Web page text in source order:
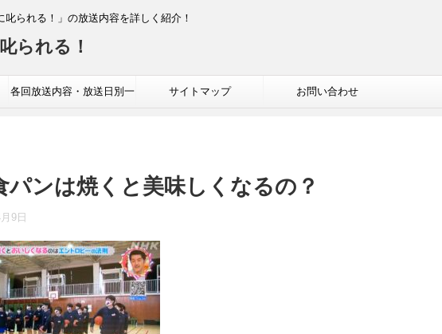
られる！」の放送内容を詳しく紹介！
られる！
各回放送内容・放送日別一 サイトマップ お問い合わせ
パンは焼くと美味しくなるの？
9日